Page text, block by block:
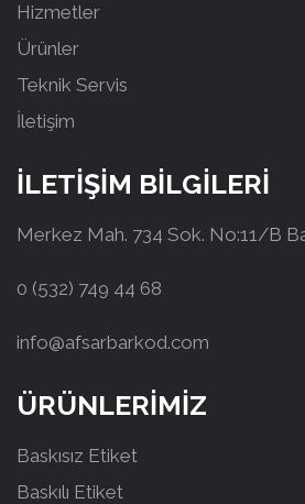
Hizmetler
Ürünler
Teknik Servis
İletişim
İLETİŞİM BİLGİLERİ
Merkez Mah. 734 Sok. No:11/B
0 (532) 749 44 68
info@afsarbarkod.com
ÜRÜNLERİMİZ
Baskısız Etiket
Baskılı Etiket